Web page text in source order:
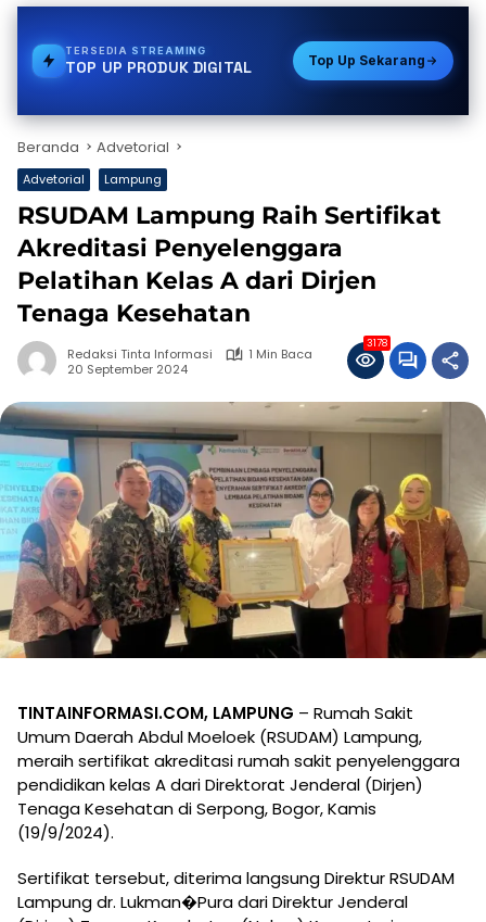
TERSEDIA BPJS
TOP UP PRODUK DIGITAL Top Up Sekarang
Beranda Advetorial
Advetorial Lampung
RSUDAM Lampung Raih Sertifikat
Akreditasi Penyelenggara
Pelatihan Kelas A dari Dirjen
Tenaga Kesehatan
Redaksi Tinta Informasi
1 Min Baca
20 September 2024
3178
TINTAINFORMASI.COM, LAMPUNG – Rumah Sakit
Umum Daerah Abdul Moeloek (RSUDAM) Lampung,
meraih sertifikat akreditasi rumah sakit penyelenggara
pendidikan kelas A dari Direktorat Jenderal (Dirjen)
Tenaga Kesehatan di Serpong, Bogor, Kamis
(19/9/2024).
Sertifikat tersebut, diterima langsung Direktur RSUDAM
Lampung dr. Lukman�Pura dari Direktur Jenderal